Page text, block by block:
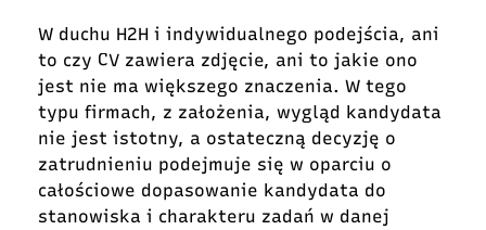
W duchu H2H i indywidualnego podejścia, ani
to czy CV zawiera zdjęcie, ani to jakie ono
jest nie ma większego znaczenia. W tego
typu firmach, z założenia, wygląd kandydata
nie jest istotny, a ostateczną decyzję o
zatrudnieniu podejmuje się w oparciu o
całościowe dopasowanie kandydata do
stanowiska i charakteru zadań w danej